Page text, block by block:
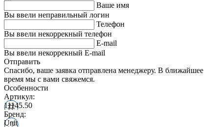
Ваше имя
Вы ввели неправильный логин
Телефон
Вы ввели некоррекный телефон
E-mail
Вы ввели некоррекный E-mail
Отправить
Спасибо, ваше заявка отправлена менеджеру. В ближайшее
время мы с вами свяжемся.
Особенности
Артикул:
11145.50
Бренд:
Unit